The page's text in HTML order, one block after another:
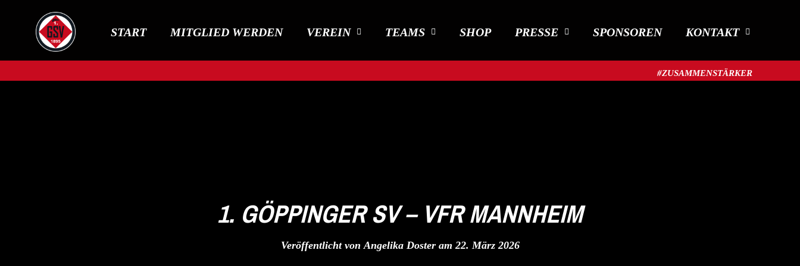
START MITGLIED WERDEN VEREIN TEAMS SHOP PRESSE SPONSOREN KONTAKT
#ZUSAMMENSTÄRKER​
1. GÖPPINGER SV – VFR MANNHEIM
Veröffentlicht vonAngelika Dosteram22. März 2026